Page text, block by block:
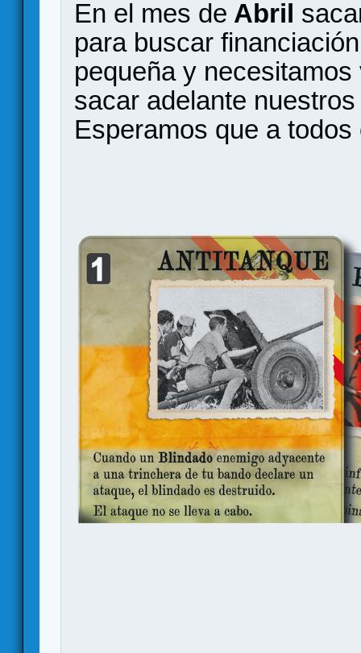
En el mes de Abril
para buscar
pequeña y
sacar adelante
Esperamos que a